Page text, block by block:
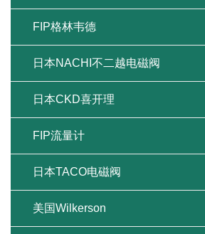
FIP格林韦德
日本NACHI不二越电磁阀
日本CKD喜开理
FIP流量计
日本TACO电磁阀
美国Wilkerson